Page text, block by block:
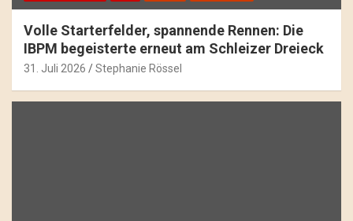
Volle Starterfelder, spannende Rennen: Die
IBPM begeisterte erneut am Schleizer Dreieck
31. Juli 2026 Stephanie Rössel